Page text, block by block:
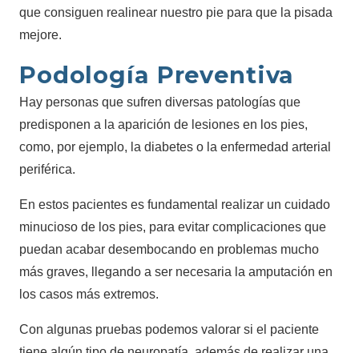
que consiguen realinear nuestro pie para que la pisada
mejore.
Podología Preventiva
Hay personas que sufren diversas patologías que
predisponen a la aparición de lesiones en los pies,
como, por ejemplo, la diabetes o la enfermedad arterial
periférica.
En estos pacientes es fundamental realizar un cuidado
minucioso de los pies, para evitar complicaciones que
puedan acabar desembocando en problemas mucho
más graves, llegando a ser necesaria la amputación en
los casos más extremos.
Con algunas pruebas podemos valorar si el paciente